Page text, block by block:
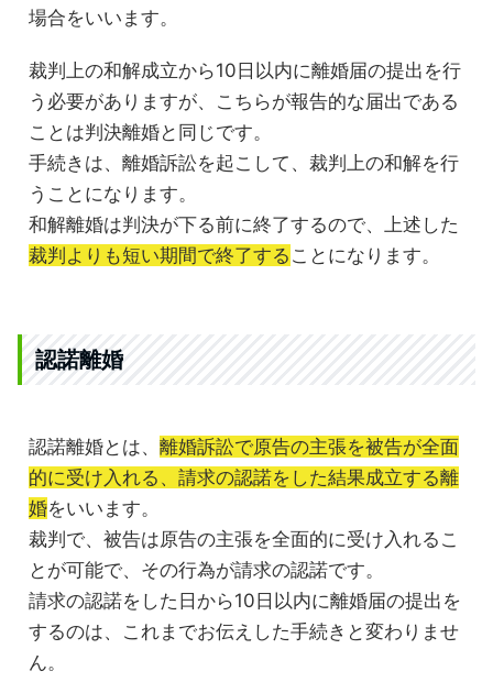
場合をいいます。
裁判上の和解成立から10日以内に離婚届の提出を行
う必要がありますが、こちらが報告的な届出である
ことは判決離婚と同じです。
手続きは、離婚訴訟を起こして、裁判上の和解を行
うことになります。
和解離婚は判決が下る前に終了するので、上述した
裁判よりも短い期間で終了する ことになります。
認諾離婚
認諾離婚とは、 離婚訴訟で原告の主張を被告が全面
的に受け入れる、請求の認諾をした結果成立する離
婚をいいます。
裁判で、被告は原告の主張を全面的に受け入れるこ
とが可能で、その行為が請求の認諾です。
請求の認諾をした日から10日以内に離婚届の提出を
するのは、これまでお伝えした手続きと変わりませ
ん。